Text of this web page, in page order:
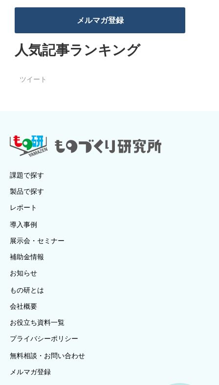
メルマガ登録
人気記事ランキング
ツイート
課題で探す
製品で探す
レポート
導入事例
展示会・セミナー
補助金情報
お知らせ
もの研とは
会社概要
お役立ち資料一覧
プライバシーポリシー
無料相談・お問い合わせ
メルマガ登録